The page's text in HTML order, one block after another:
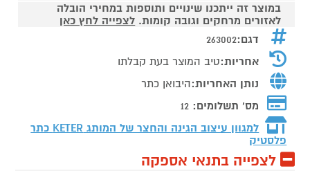
במוצר זה ייתכנו שינויים ותוספות במחירי הובלה
לאזורים מרחקים וגובה קומות. לצפייה לחץ כאן
דגם:263002
אחריות:טיב המוצר בעת קבלתו
נותן האחריות:היבואן כתר
מס' תשלומים: 12
למגוון עיצוב הגינה והחצר של המותג
KETER כתר
פלסטיק
לצפייה בתנאי אספקה